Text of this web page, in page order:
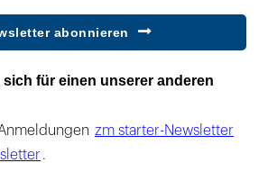
abonnieren
für einen unserer anderen
zm starter-Newsletter
.